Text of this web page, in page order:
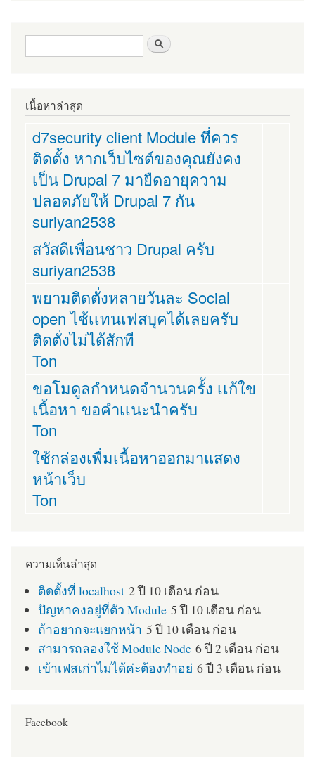
ฟอร์มค้นหา
เนื้อหาล่าสุด
d7security client Module ที่ควร
ติดตั้ง หากเว็บไซต์ของคุณยังคง
เป็น Drupal 7 มายืดอายุความ
ปลอดภัยให้ Drupal 7 กัน
suriyan2538
สวัสดีเพื่อนชาว Drupal ครับ
suriyan2538
พยามติดตั่งหลายวันละ Social
open ไช้เเทนเฟสบุคได้เลยครับ
ติดตั่งไม่ได้สักที
Ton
ขอโมดูลกำหนดจำนวนครั้ง เเก้ใข
เนื้อหา ขอคำเเนะนำครับ
Ton
ใช้กล่องเพื่มเนื้อหาออกมาแสดง
หน้าเว็บ
Ton
ความเห็นล่าสุด
ติดตั้งที่ localhost 2 ปี 10 เดือน ก่อน
ปัญหาคงอยู่ที่ตัว Module 5 ปี 10 เดือน ก่อน
ถ้าอยากจะแยกหน้า 5 ปี 10 เดือน ก่อน
สามารถลองใช้ Module Node 6 ปี 2 เดือน ก่อน
เข้าเฟสเก่าไม่ได้ค่ะต้องทำอย่ 6 ปี 3 เดือน ก่อน
Facebook